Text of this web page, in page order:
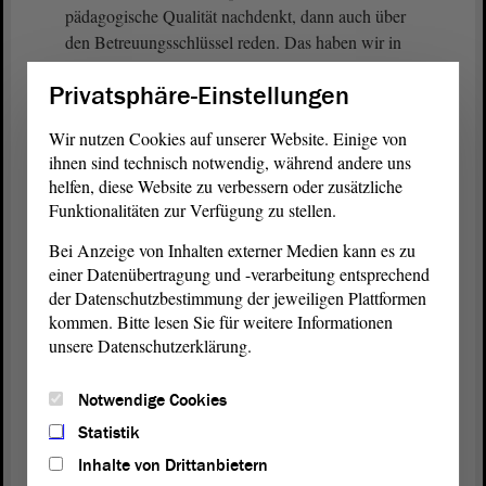
pädagogische Qualität nachdenkt, dann auch über
den Betreuungsschlüssel reden. Das haben wir in
der Vergangenheit häufiger getan. Ich will das nicht
unerwähnt lassen.
Jedes Kind braucht selbstverständlich
Aufmerksamkeit, damit ihm die Förderung, die es
benötigt, zuteil wird. Zur Wahrheit gehört aber auch
„Bildung elementar“ war bereits ein Thema , dass
wir im frühkindlichen Bereich bereits jetzt eine
ideologische Schlagseite haben.
Bei dem Thema „Bildung elementar“ so stand es
in der Pressemitteilung des Ministeriums will man
Umweltbildung, Medienbildung, Vielfalt,
Kinderrechte. Ich will es einmal so sagen: Wir
müssen den Kindern keine vermeintlichen Vorzüge
Privatsphäre-Einstellungen
Wir nutzen Cookies auf unserer Website. Einige von
ihnen sind technisch notwendig, während andere uns
helfen, diese Website zu verbessern oder zusätzliche
Funktionalitäten zur Verfügung zu stellen.
Bei Anzeige von Inhalten externer Medien kann es zu
einer Datenübertragung und -verarbeitung entsprechend
der Datenschutzbestimmung der jeweiligen Plattformen
kommen. Bitte lesen Sie für weitere Informationen
unsere Datenschutzerklärung.
Notwendige Cookies
Statistik
Inhalte von Drittanbietern